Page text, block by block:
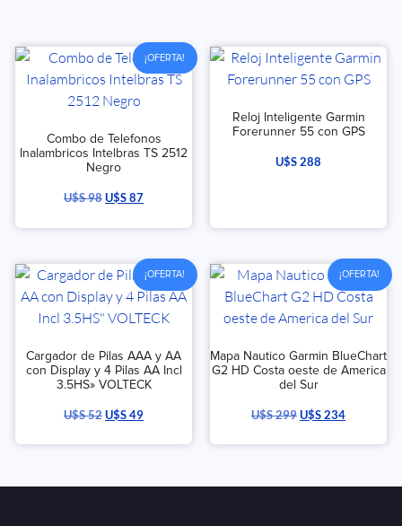
¡OFERTA!
Combo de Telefonos
Inalambricos Intelbras TS 2512
Negro
U$S98U$S87
Reloj Inteligente Garmin
Forerunner 55 con GPS
U$S288
¡OFERTA!
Cargador de Pilas AAA y AA
con Display y 4 Pilas AA Incl
3.5HS» VOLTECK
U$S52U$S49
¡OFERTA!
Mapa Nautico Garmin BlueChart
G2 HD Costa oeste de America
del Sur
U$S299U$S234